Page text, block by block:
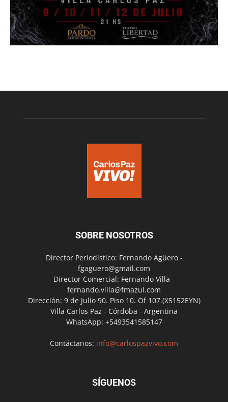
SOBRE NOSOTROS
Director Periodístico: Fernando Agüero -
fgaguero@gmail.com
Director Comercial: Fernando Villa -
fernando.villa@fmazul.com
Dirección: 9 de Julio 90. Piso 10. Of 107.(X5152EYN)
Villa Carlos Paz - Córdoba - Argentina
WhatsApp: +5493541585147
Contáctanos: info@carlospazvivo.com
SÍGUENOS